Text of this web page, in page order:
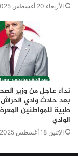
الأربعاء 20 أغسطس 2025
نداء عاجل من وزير
بعد حادث وادي
طبية للمواطنين
الوادي
الإثنين 18 أغسطس 2025